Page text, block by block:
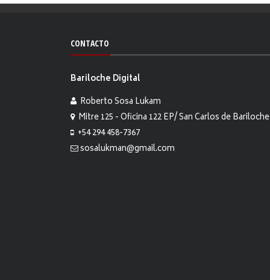
CONTACTO
Bariloche Digital
Roberto Sosa Lukam
Mitre 125 - Oficina 122 EP/ San Carlos de Bariloche
+54 294 458-7367
sosalukman@gmail.com